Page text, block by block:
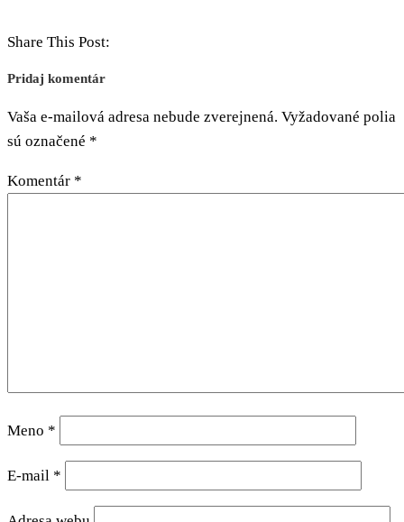
Share This Post:
Pridaj komentár
Vaša e-mailová adresa nebude zverejnená. Vyžadované polia
sú označené *
Komentár *
Meno *
E-mail *